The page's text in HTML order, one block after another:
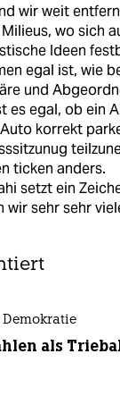
wir weit
wo sich
Ideen
egal ist, wie
und
es egal, ob ein
korrekt
ticken anders.
setzt ein
wir sehr sehr
als